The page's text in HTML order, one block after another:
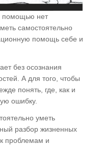
помощью нет
самостоятельно
помощь себе и
без осознания
А для того, чтобы
понять, где, как и
ошибку.
уметь
разбор жизненных
проблемам и